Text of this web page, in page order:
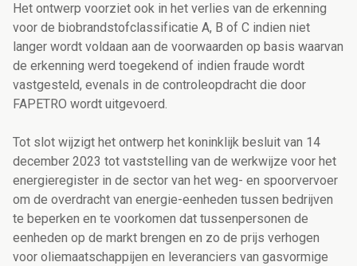
Het ontwerp voorziet ook in het verlies van de erkenning
voor de biobrandstofclassificatie A, B of C indien niet
langer wordt voldaan aan de voorwaarden op basis waarvan
de erkenning werd toegekend of indien fraude wordt
vastgesteld, evenals in de controleopdracht die door
FAPETRO wordt uitgevoerd.
Tot slot wijzigt het ontwerp het koninklijk besluit van 14
december 2023 tot vaststelling van de werkwijze voor het
energieregister in de sector van het weg- en spoorvervoer
om de overdracht van energie-eenheden tussen bedrijven
te beperken en te voorkomen dat tussenpersonen de
eenheden op de markt brengen en zo de prijs verhogen
voor oliemaatschappijen en leveranciers van gasvormige